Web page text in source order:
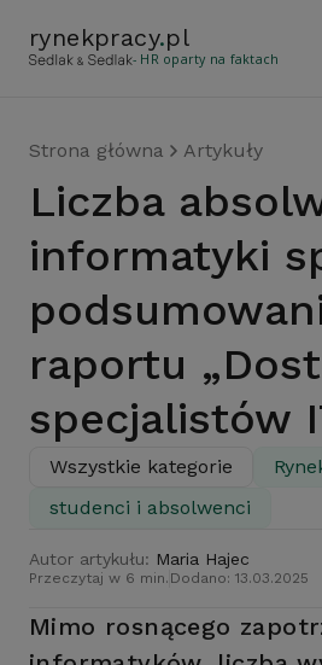
rynekpracy.pl
- HR oparty na faktach
Strona główna Artykuły
Liczba absolwentów
informatyki
raportu
specjalistów
Wszystkie kategorie
studenci i absolwenci
Autor artykułu: Maria Hajec
Przeczytaj w 6 min. Dodano: 13.03.2025
Mimo rosnącego